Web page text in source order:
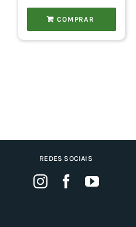
COMPRAR
REDES SOCIAIS